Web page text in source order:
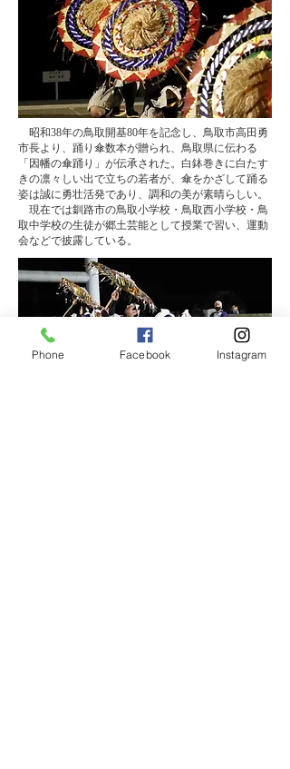
​ 昭和38年の鳥取開基80年を記念し、鳥取市高田勇
市長より、踊り傘数本が贈られ、鳥取県に伝わる
「因幡の傘踊り」が伝承された。白鉢巻きに白たす
きの凛々しい出で立ちの若者が、傘をかざして踊る
姿は誠に勇壮活発であり、調和の美が素晴らしい。
​ 現在では釧路市の鳥取小学校・鳥取西小学校・鳥
取中学校の生徒が郷土芸能として授業で習い、運動
会などで披露している。
Phone Facebook Instagram